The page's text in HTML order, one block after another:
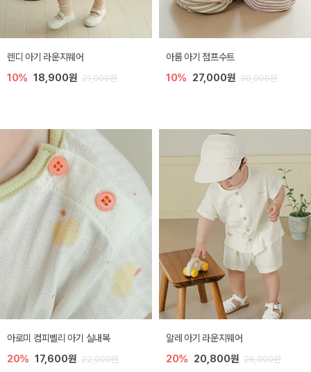
렌디 아기 라운지웨어
10% 18,900원 21,000원
아롬 아기 점프수트
10% 27,000원 30,000원
아로미 컴피벨리 아기 실내복
20% 17,600원 22,000원
알레 아기 라운지웨어
20% 20,800원 26,000원